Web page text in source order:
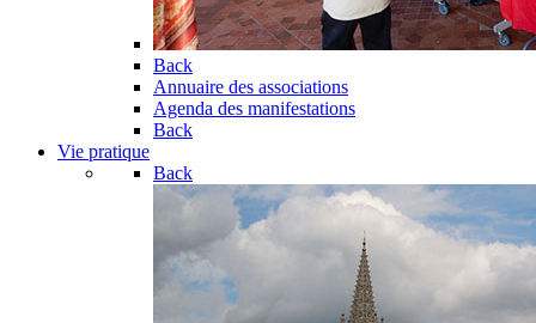
Back
Annuaire des associations
Agenda des manifestations
Back
Vie pratique
Back